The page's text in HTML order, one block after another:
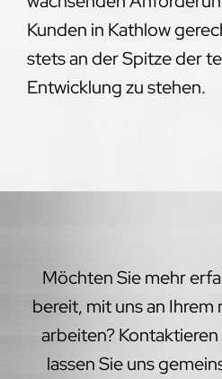
Kunden in Kathlow
stets an der Spitze der
Entwicklung zu stehen.
Möchten Sie mehr
bereit, mit uns an Ihrem
arbeiten?
lassen Sie uns